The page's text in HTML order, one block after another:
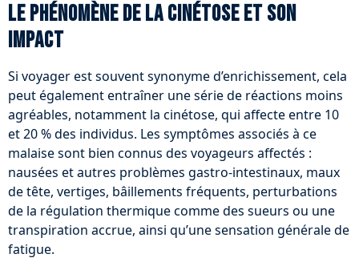
Le phénomène de la cinétose et son
impact
Si voyager est souvent synonyme d’enrichissement, cela
peut également entraîner une série de réactions moins
agréables, notamment la cinétose, qui affecte entre 10
et 20 % des individus. Les symptômes associés à ce
malaise sont bien connus des voyageurs affectés :
nausées et autres problèmes gastro-intestinaux, maux
de tête, vertiges, bâillements fréquents, perturbations
de la régulation thermique comme des sueurs ou une
transpiration accrue, ainsi qu’une sensation générale de
fatigue.